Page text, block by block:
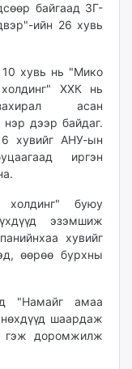
байгаад ЗГ-
ийн 26 хувь
хувь нь "Мико
ХХК нь
асан
нэр дээр байдаг.
хувийг АНУ-ын
иргэн
буюу
эзэмшиж
хувийг
өөрөө бурхны
"Намайг амаа
шаардаж
доромжилж